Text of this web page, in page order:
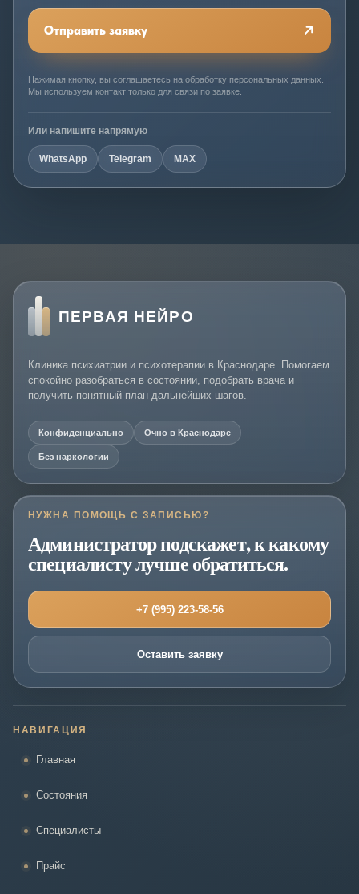
Отправить заявку
Нажимая кнопку, вы соглашаетесь на обработку персональных данных.
Мы используем контакт только для связи по заявке.
Или напишите напрямую
WhatsApp Telegram MAX
ПЕРВАЯ НЕЙРО
Клиника психиатрии и психотерапии в Краснодаре. Помогаем
спокойно разобраться в состоянии, подобрать врача и
получить понятный план дальнейших шагов.
Конфиденциально Очно в Краснодаре
Без наркологии
НУЖНА ПОМОЩЬ С ЗАПИСЬЮ?
Администратор подскажет, к какому
специалисту лучше обратиться.
+7 (995) 223-58-56
Оставить заявку
НАВИГАЦИЯ
Главная
Состояния
Специалисты
Прайс